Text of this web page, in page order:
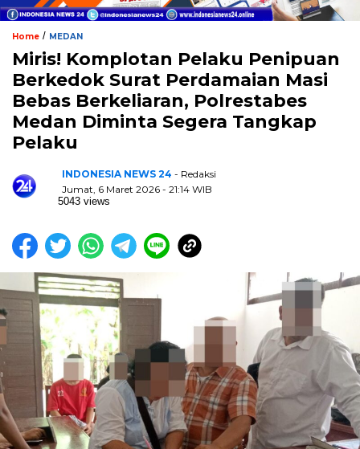
Home / MEDAN
Miris! Komplotan Pelaku Penipuan
Berkedok Surat Perdamaian Masi
Bebas Berkeliaran, Polrestabes
Medan Diminta Segera Tangkap
Pelaku
INDONESIA NEWS 24 - Redaksi
Jumat, 6 Maret 2026 - 21:14 WIB
5043 views